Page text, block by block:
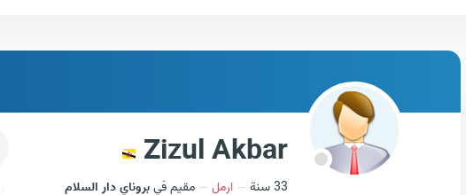
Zizul Akbar
33 سنة ارمل مقيم فيبروناي دار السلام